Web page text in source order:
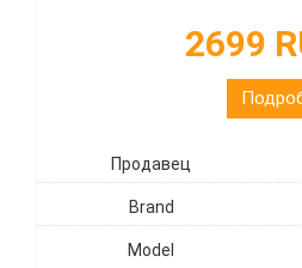
2699
Продавец
Brand
Model